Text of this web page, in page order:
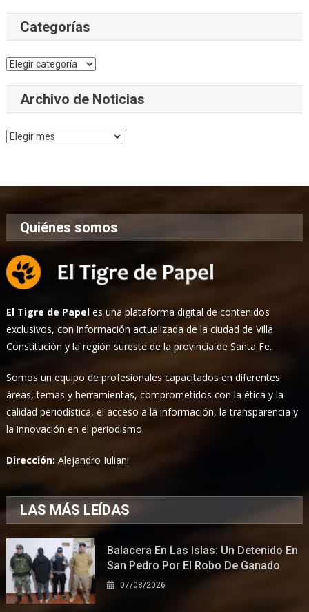
Categorías
Categorías
Archivo de Noticias
Archivo
Quiénes somos
El Tigre de Papel es una plataforma digital de contenidos
exclusivos, con información actualizada de la ciudad de Villa
Constitución y la región sureste de la provincia de Santa Fe.
Somos un equipo de profesionales capacitados en diferentes
áreas, temas y herramientas, comprometidos con la ética y la
calidad periodística, el acceso a la información, la transparencia y
la innovación en el periodismo.
Dirección:Alejandro Iuliani
LAS MÁS LEÍDAS
Balacera En Las Islas: Un Detenido En
San Pedro Por El Robo De Ganado
07/08/2026